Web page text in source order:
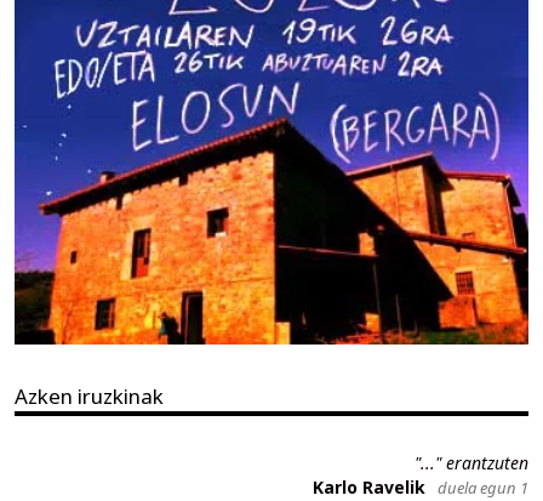
Azken iruzkinak
"..." erantzuten
Karlo Ravelik duela egun 1